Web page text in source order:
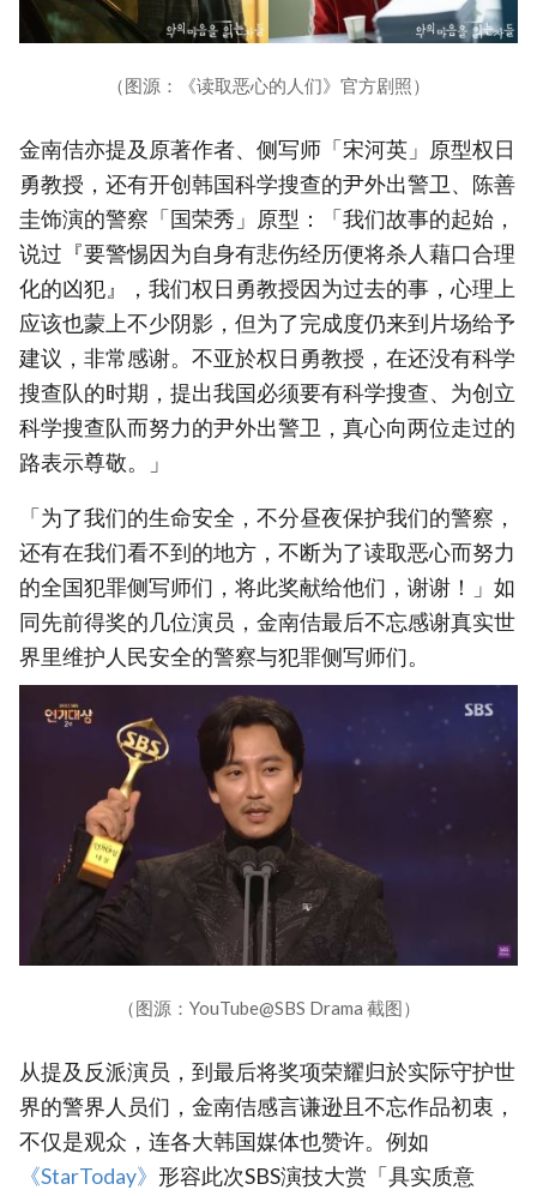
（图源：《读取恶心的人们》官方剧照）
金南佶亦提及原著作者、侧写师「宋河英」原型权日
勇教授，还有开创韩国科学搜查的尹外出警卫、陈善
圭饰演的警察「国荣秀」原型：「我们故事的起始，
说过『要警惕因为自身有悲伤经历便将杀人藉口合理
化的凶犯』，我们权日勇教授因为过去的事，心理上
应该也蒙上不少阴影，但为了完成度仍来到片场给予
建议，非常感谢。不亚於权日勇教授，在还没有科学
搜查队的时期，提出我国必须要有科学搜查、为创立
科学搜查队而努力的尹外出警卫，真心向两位走过的
路表示尊敬。」
「为了我们的生命安全，不分昼夜保护我们的警察，
还有在我们看不到的地方，不断为了读取恶心而努力
的全国犯罪侧写师们，将此奖献给他们，谢谢！」如
同先前得奖的几位演员，金南佶最后不忘感谢真实世
界里维护人民安全的警察与犯罪侧写师们。
（图源：YouTube@SBS Drama 截图）
从提及反派演员，到最后将奖项荣耀归於实际守护世
界的警界人员们，金南佶感言谦逊且不忘作品初衷，
不仅是观众，连各大韩国媒体也赞许。例如
《StarToday》‎ 形容此次SBS演技大赏「具实质意